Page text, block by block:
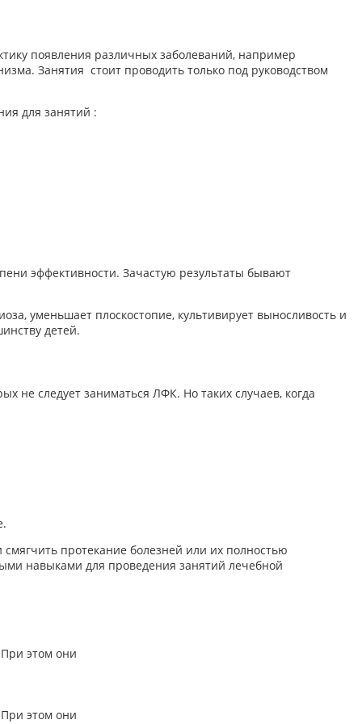
появления различных заболеваний, например
Занятия стоит проводить только под руководством
для занятий :
эффективности. Зачастую результаты бывают
уменьшает плоскостопие, культивирует выносливость и
детей.
не следует заниматься ЛФК. Но таких случаев, когда
протекание болезней или их полностью
навыками для проведения занятий лечебной
этом они
этом они